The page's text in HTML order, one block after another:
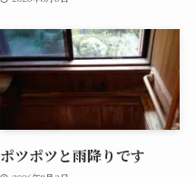
ポツポツと雨降りです